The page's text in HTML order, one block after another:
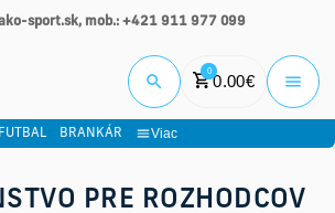
sport.sk, mob.: +421 911 977 099
0
0.00€
FUTBAL BRANKÁR Viac
PRE ROZHODCOV